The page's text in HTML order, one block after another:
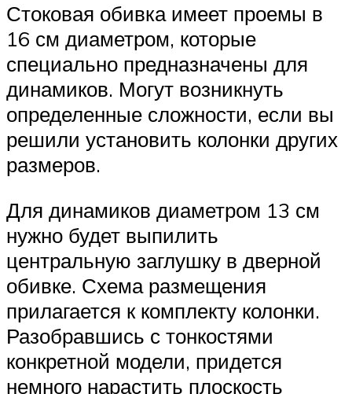
Стоковая обивка имеет проемы в
16 см диаметром, которые
специально предназначены для
динамиков. Могут возникнуть
определенные сложности, если вы
решили установить колонки других
размеров.
Для динамиков диаметром 13 см
нужно будет выпилить
центральную заглушку в дверной
обивке. Схема размещения
прилагается к комплекту колонки.
Разобравшись с тонкостями
конкретной модели, придется
немного нарастить плоскость